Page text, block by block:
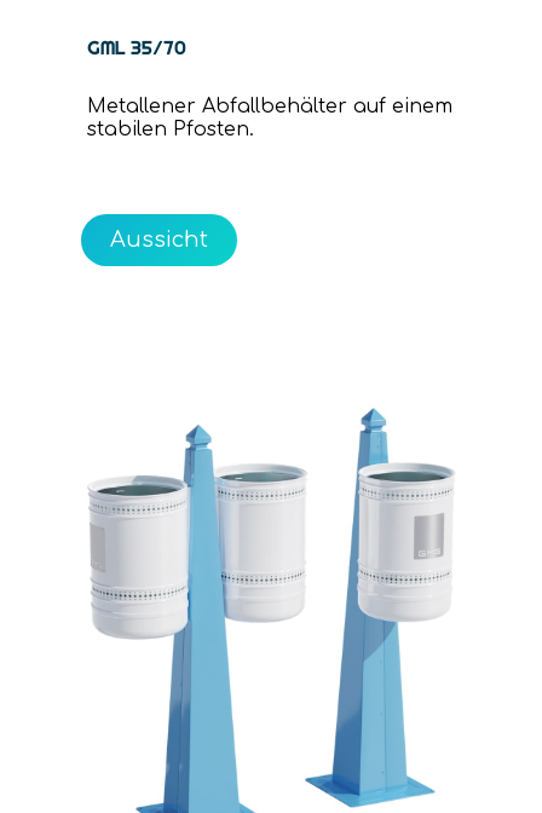
GML 35/70
Metallener Abfallbehälter auf einem
stabilen Pfosten.
Aussicht